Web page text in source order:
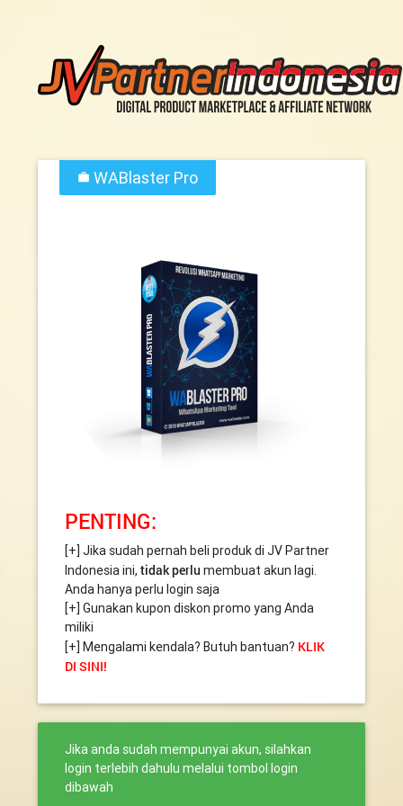
work WABlaster Pro
PENTING:
[+] Jika sudah pernah beli produk di JV Partner
Indonesia ini,tidak perlu membuat akun lagi.
Anda hanya perlu login saja
[+] Gunakan kupon diskon promo yang Anda
miliki
[+] Mengalami kendala? Butuh bantuan? KLIK
DI SINI!
Jika anda sudah mempunyai akun, silahkan
login terlebih dahulu melalui tombol login
dibawah